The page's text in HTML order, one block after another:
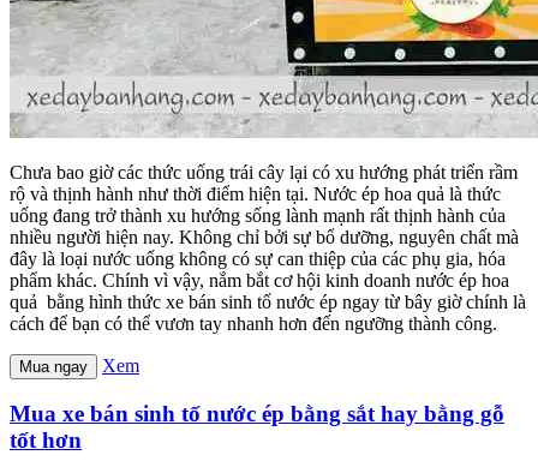
Chưa bao giờ các thức uống trái cây lại có xu hướng phát triển rầm
rộ và thịnh hành như thời điểm hiện tại. Nước ép hoa quả là thức
uống đang trở thành xu hướng sống lành mạnh rất thịnh hành của
nhiều người hiện nay. Không chỉ bởi sự bổ dưỡng, nguyên chất mà
đây là loại nước uống không có sự can thiệp của các phụ gia, hóa
phẩm khác. Chính vì vậy, nắm bắt cơ hội kinh doanh nước ép hoa
quả bằng hình thức xe bán sinh tố nước ép ngay từ bây giờ chính là
cách để bạn có thể vươn tay nhanh hơn đến ngưỡng thành công.
Mua ngay Xem
Mua xe bán sinh tố nước ép bằng sắt hay bằng gỗ
tốt hơn